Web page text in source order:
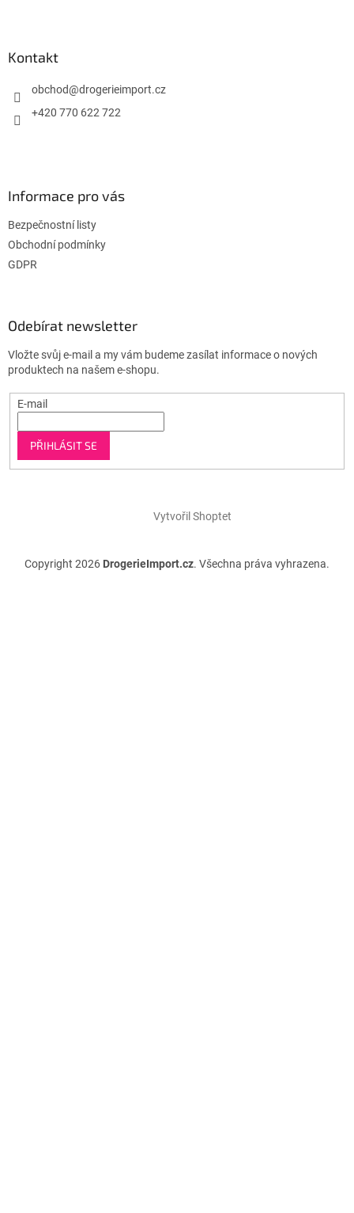
Kontakt
obchod@drogerieimport.cz
+420 770 622 722
Informace pro vás
Bezpečnostní listy
Obchodní podmínky
GDPR
Odebírat newsletter
Vložte svůj e-mail a my vám budeme zasílat informace o nových
produktech na našem e-shopu.
E-mail
PŘIHLÁSIT SE
Vytvořil Shoptet
Copyright 2026 DrogerieImport.cz. Všechna práva vyhrazena.